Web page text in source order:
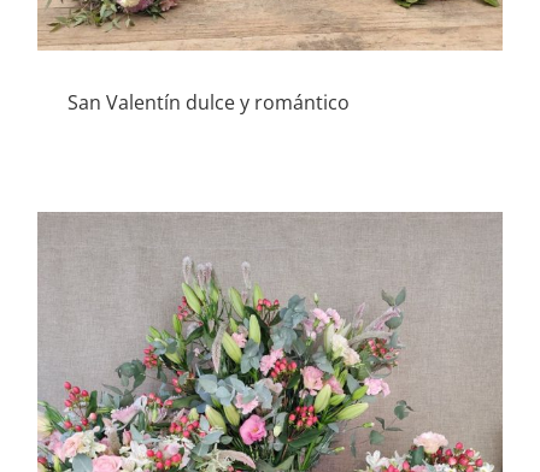
San Valentín dulce y romántico